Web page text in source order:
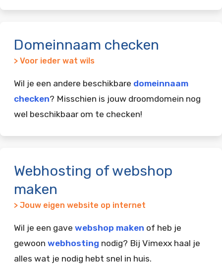
Domeinnaam checken
> Voor ieder wat wils
Wil je een andere beschikbare domeinnaam
checken? Misschien is jouw droomdomein nog
wel beschikbaar om te checken!
Webhosting of webshop
maken
> Jouw eigen website op internet
Wil je een gave webshop maken of heb je
gewoon webhosting nodig? Bij Vimexx haal je
alles wat je nodig hebt snel in huis.